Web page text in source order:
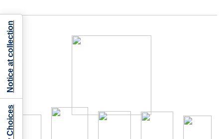
Notice at collection